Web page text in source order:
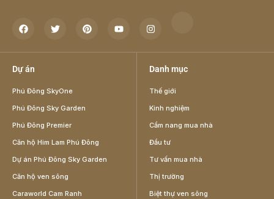
Dự án
Phú Đông SkyOne
Phú Đông Sky Garden
Phú Đông Premier
Căn hộ Him Lam Phú Đông
Dự án Phú Đông Sky Garden
Căn hộ ven sông
Caraworld Cam Ranh
Danh mục
Thế giới
Kinh nghiệm
Cẩm nang mua nhà
Đầu tư
Tư vấn mua nhà
Thị trường
Biệt thự ven sông